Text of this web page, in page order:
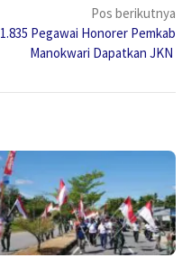
Pos berikutnya
1.835 Pegawai Honorer Pemkab
Manokwari Dapatkan JKN